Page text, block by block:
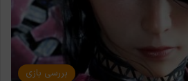
بررسی بازی